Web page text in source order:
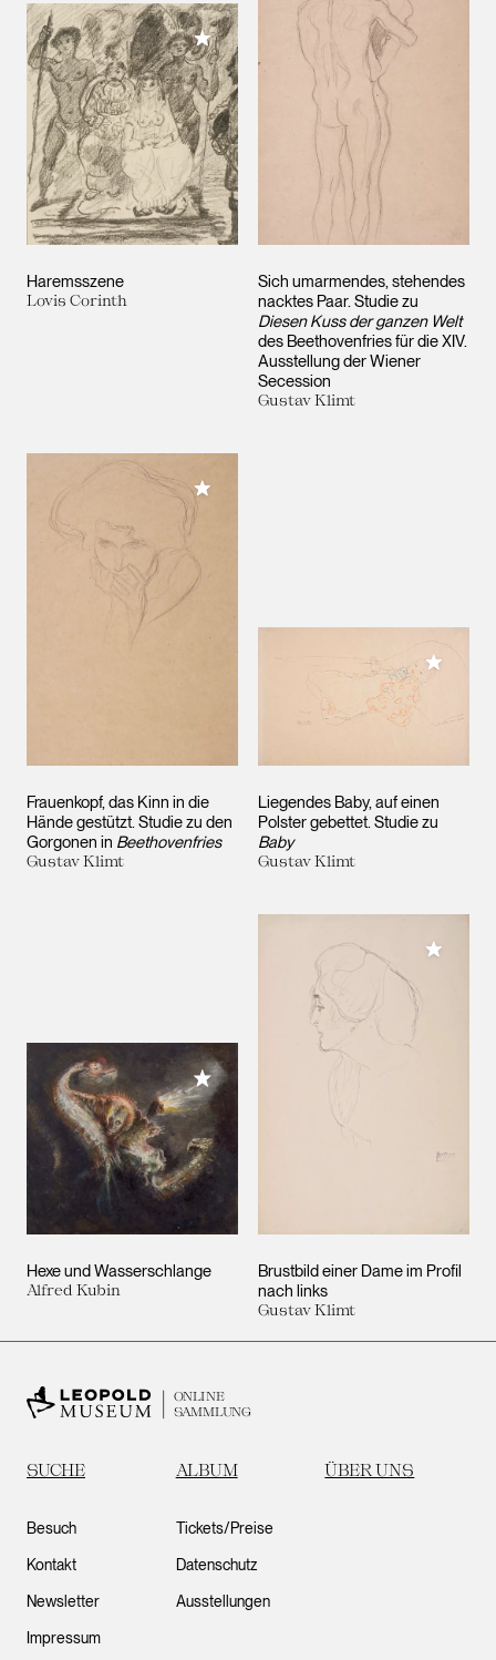
Haremsszene
Lovis Corinth
Meiner Sammlung hinzufügen
Sich umarmendes, stehendes
nacktes Paar. Studie zu
Diesen Kuss der ganzen Welt
des Beethovenfries für die XIV.
Ausstellung der Wiener
Secession
Gustav Klimt
Frauenkopf, das Kinn in die
Hände gestützt. Studie zu den
Gorgonen in Beethovenfries
Gustav Klimt
Meiner Sammlung hinzufügen
Liegendes Baby, auf einen
Polster gebettet. Studie zu
Baby
Gustav Klimt
Meiner
Hexe und Wasserschlange
Alfred Kubin
Meiner Sammlung hinzufügen
Brustbild einer Dame im Profil
nach links
Gustav Klimt
Meiner
ONLINE
SAMMLUNG
SUCHE ALBUM ÜBER UNS
Besuch
Kontakt
Newsletter
Impressum
Tickets/Preise
Datenschutz
Ausstellungen